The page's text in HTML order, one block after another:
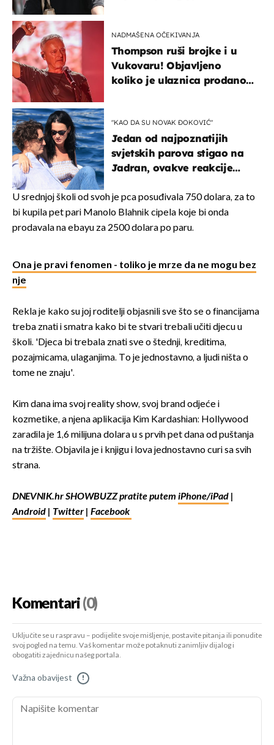
NADMAŠENA OČEKIVANJA
Thompson ruši brojke i u
Vukovaru! Objavljeno
koliko je ulaznica prodano
"KAO DA SU NOVAK ĐOKOVIĆ"
Jedan od najpoznatijih
svjetskih parova stigao na
Jadran, ovakve reakcije
U srednjoj školi od svoh je pca posuđivala 750 dolara, za to
bi kupila pet pari Manolo Blahnik cipela koje bi onda
prodavala na ebayu za 2500 dolara po paru.
Ona je pravi fenomen - toliko je mrze da ne mogu bez
nje
Rekla je kako su joj roditelji objasnili sve što se o financijama
treba znati i smatra kako bi te stvari trebali učiti djecu u
školi. 'Djeca bi trebala znati sve o štednji, kreditima,
pozajmicama, ulaganjima. To je jednostavno, a ljudi ništa o
tome ne znaju'.
Kim dana ima svoj reality show, svoj brand odjeće i
kozmetike, a njena aplikacija Kim Kardashian: Hollywood
zaradila je 1,6 milijuna dolara u s prvih pet dana od puštanja
na tržište. Objavila je i knjigu i lova jednostavno curi sa svih
strana.
DNEVNIK.hr SHOWBUZZ pratite putem iPhone/iPad
Android
Twitter Facebook
Komentari(0)
Uključite se u raspravu – podijelite svoje mišljenje, postavite pitanja ili ponudite
svoj pogled na temu. Vaš komentar može potaknuti zanimljiv dijalog i
obogatiti zajednicu našeg portala.
Važna obavijest !